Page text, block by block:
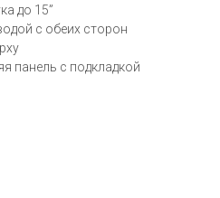
до 15”
с обеих сторон
панель с подкладкой